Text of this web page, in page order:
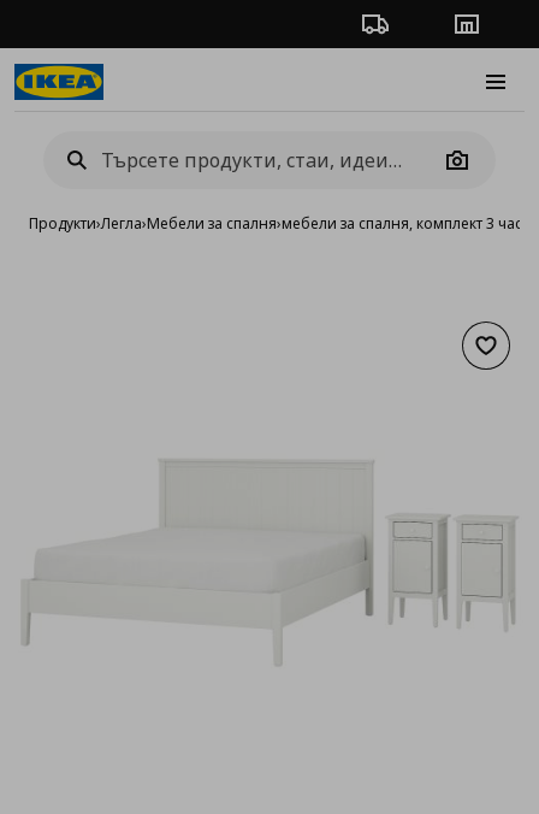
Проследяване на
Camera
Продукти›Легла›Мебели за спалня›мебели за спалня, комплект 3